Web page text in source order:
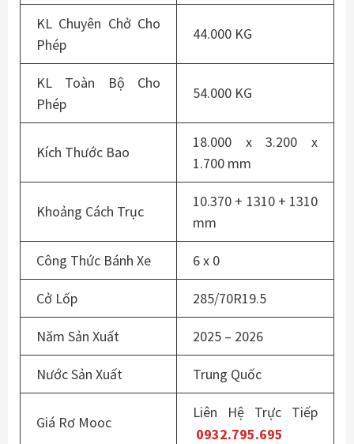
KL Chuyên Chở Cho
Phép
44.000 KG
KL Toàn Bộ Cho
Phép
54.000 KG
Kích Thước Bao
18.000 x 3.200 x
1.700 mm
Khoảng Cách Trục
10.370 + 1310 + 1310
mm
Công Thức Bánh Xe 6 x 0
Cở Lốp 285/70R19.5
Năm Sản Xuất 2025 – 2026
Nước Sản Xuất Trung Quốc
Giá Rơ Mooc
Liên Hệ Trực Tiếp
0932.795.695